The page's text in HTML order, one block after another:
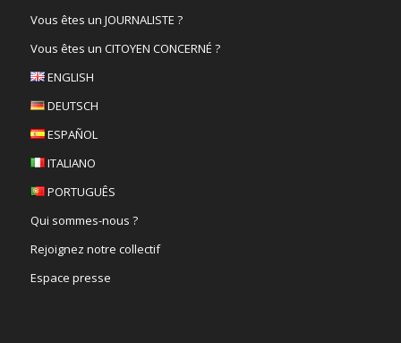
Vous êtes un JOURNALISTE ?
Vous êtes un CITOYEN CONCERNÉ ?
ENGLISH
DEUTSCH
ESPAÑOL
ITALIANO
PORTUGUÊS
Qui sommes-nous ?
Rejoignez notre collectif
Espace presse